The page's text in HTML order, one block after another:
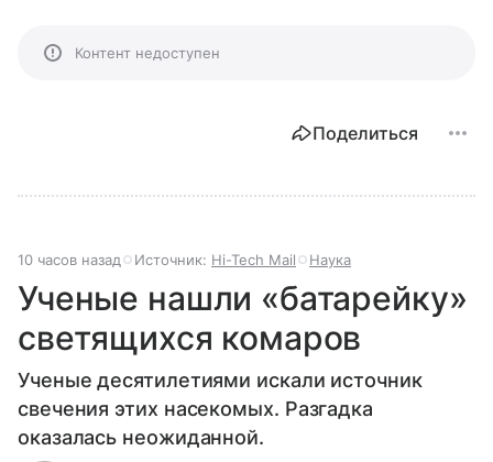
Контент недоступен
Поделиться
10 часов назад Источник: Hi-Tech Mail Наука
Ученые нашли «батарейку»
светящихся комаров
Ученые десятилетиями искали источник
свечения этих насекомых. Разгадка
оказалась неожиданной.